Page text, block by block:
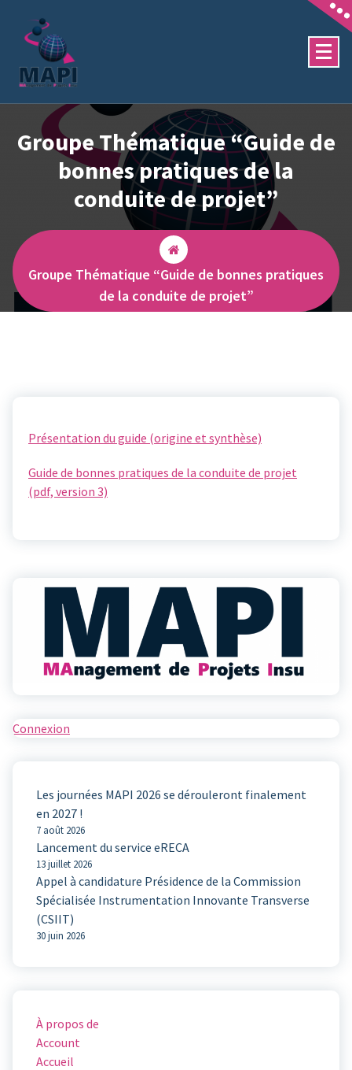
contenu
Groupe Thématique “Guide de
bonnes pratiques de la
conduite de projet”
Groupe Thématique “Guide de bonnes pratiques
de la conduite de projet”
Présentation du guide (origine et synthèse)
Guide de bonnes pratiques de la conduite de projet
(pdf, version 3)
Connexion
Les journées MAPI 2026 se dérouleront finalement
en 2027 !
7 août 2026
Lancement du service eRECA
13 juillet 2026
Appel à candidature Présidence de la Commission
Spécialisée Instrumentation Innovante Transverse
(CSIIT)
30 juin 2026
À propos de
Account
Accueil